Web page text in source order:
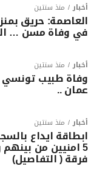
أخبار منذ سنتين
العاصمة: حريق
في وفاة مسن …
أخبار منذ سنتين
وفاة طبيب
عمان ..
أخبار منذ سنتين
ابطاقة ايداع
5 امنيين من
فرقة ( التفاصيل)